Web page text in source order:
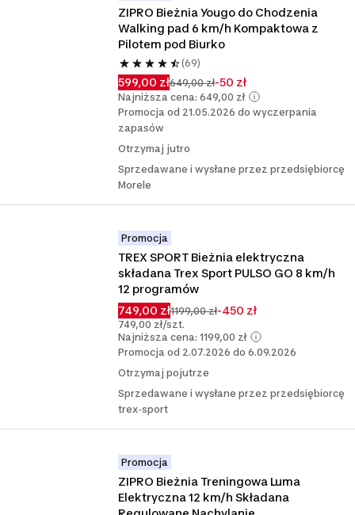
ZIPRO Bieżnia Yougo do Chodzenia
Walking pad 6 km/h Kompaktowa z
Pilotem pod Biurko
(69)
599,00 zł649,00 zł-50 zł
Najniższa cena: 649,00 zł
Promocja od 21.05.2026 do wyczerpania
zapasów
Otrzymaj jutro
Sprzedawane i wysłane przez przedsiębiorcę
Morele
Promocja
TREX SPORT Bieżnia elektryczna
składana Trex Sport PULSO GO 8 km/h
12 programów
749,00 zł1199,00 zł-450 zł
749,00 zł/szt.
Najniższa cena: 1199,00 zł
Promocja od 2.07.2026 do 6.09.2026
Otrzymaj pojutrze
Sprzedawane i wysłane przez przedsiębiorcę
trex-sport
Promocja
ZIPRO Bieżnia Treningowa Luma
Elektryczna 12 km/h Składana